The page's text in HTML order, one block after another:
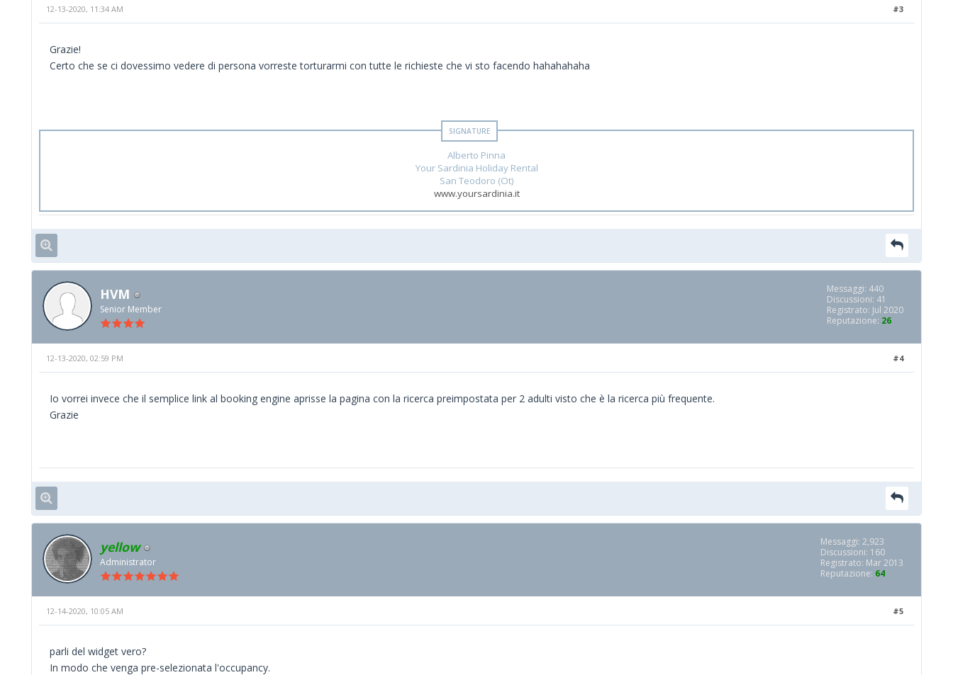
#3
12-13-2020, 11:34 AM
Grazie!
Certo che se ci dovessimo vedere di persona vorreste torturarmi con tutte le richieste che vi sto facendo hahahahaha
Alberto Pinna
Your Sardinia Holiday Rental
San Teodoro (Ot)
www.yoursardinia.it
HVM
Senior Member
Messaggi: 440
Discussioni: 41
Registrato: Jul 2020
Reputazione: 26
#4
12-13-2020, 02:59 PM
Io vorrei invece che il semplice link al booking engine aprisse la pagina con la ricerca preimpostata per 2 adulti visto che è la ricerca più frequente.
Grazie
yellow
Administrator
Messaggi: 2,923
Discussioni: 160
Registrato: Mar 2013
Reputazione: 64
#5
12-14-2020, 10:05 AM
parli del widget vero?
In modo che venga pre-selezionata l'occupancy.